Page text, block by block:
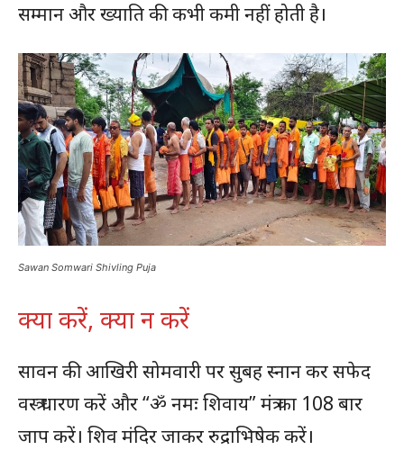
सम्मान और ख्याति की कभी कमी नहीं होती है।
Sawan Somwari Shivling Puja
क्या करें, क्या न करें
सावन की आखिरी सोमवारी पर सुबह स्नान कर सफेद
वस्त्र धारण करें और “ॐ नमः शिवाय” मंत्र का 108 बार
जाप करें। शिव मंदिर जाकर रुद्राभिषेक करें।